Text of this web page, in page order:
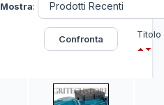
Mostra:
Titolo